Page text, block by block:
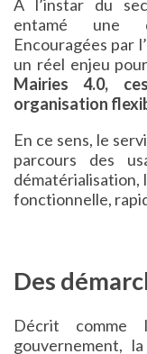
A l’instar du
entamé une
Encouragées par
un réel enjeu
Mairies 4.0,
organisation
En ce sens, le
parcours des
dématérialisation,
fonctionnelle,
Des
Décrit comme
gouvernement,